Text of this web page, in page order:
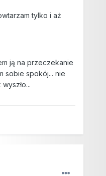
tylko i aż
ją na przeczekanie
sobie spokój... nie